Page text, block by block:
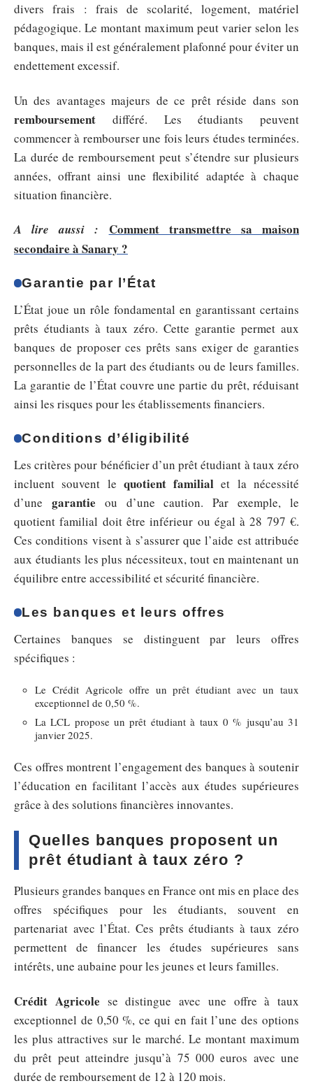
divers frais : frais de scolarité, logement, matériel
pédagogique. Le montant maximum peut varier selon les
banques, mais il est généralement plafonné pour éviter un
endettement excessif.
Un des avantages majeurs de ce prêt réside dans son
remboursement différé. Les étudiants peuvent
commencer à rembourser une fois leurs études terminées.
La durée de remboursement peut s’étendre sur plusieurs
années, offrant ainsi une flexibilité adaptée à chaque
situation financière.
A lire aussi :
Comment transmettre sa maison
secondaire à Sanary ?
Garantie par l’État
L’État joue un rôle fondamental en garantissant certains
prêts étudiants à taux zéro. Cette garantie permet aux
banques de proposer ces prêts sans exiger de garanties
personnelles de la part des étudiants ou de leurs familles.
La garantie de l’État couvre une partie du prêt, réduisant
ainsi les risques pour les établissements financiers.
Conditions d’éligibilité
Les critères pour bénéficier d’un prêt étudiant à taux zéro
incluent souvent le quotient familial et la nécessité
d’une garantie ou d’une caution. Par exemple, le
quotient familial doit être inférieur ou égal à 28 797 €.
Ces conditions visent à s’assurer que l’aide est attribuée
aux étudiants les plus nécessiteux, tout en maintenant un
équilibre entre accessibilité et sécurité financière.
Les banques et leurs offres
Certaines banques se distinguent par leurs offres
spécifiques :
Le Crédit Agricole offre un prêt étudiant avec un taux
exceptionnel de 0,50 %.
La LCL propose un prêt étudiant à taux 0 % jusqu’au 31
janvier 2025.
Ces offres montrent l’engagement des banques à soutenir
l’éducation en facilitant l’accès aux études supérieures
grâce à des solutions financières innovantes.
Quelles banques proposent un
prêt étudiant à taux zéro ?
Plusieurs grandes banques en France ont mis en place des
offres spécifiques pour les étudiants, souvent en
partenariat avec l’État. Ces prêts étudiants à taux zéro
permettent de financer les études supérieures sans
intérêts, une aubaine pour les jeunes et leurs familles.
Crédit Agricole se distingue avec une offre à taux
exceptionnel de 0,50 %, ce qui en fait l’une des options
les plus attractives sur le marché. Le montant maximum
du prêt peut atteindre jusqu’à 75 000 euros avec une
durée de remboursement de 12 à 120 mois.